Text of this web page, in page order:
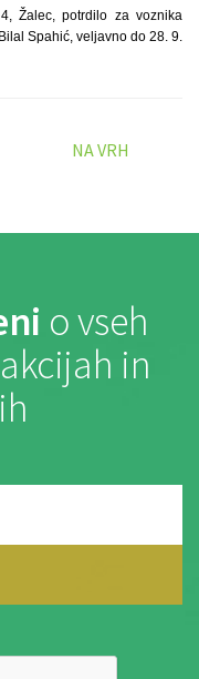
Žalec, potrdilo za voznika
Spahić, veljavno do 28. 9.
NA VRH
o vseh
in